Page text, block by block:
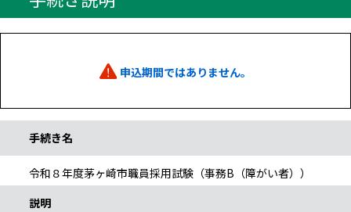
申込期間ではありません。
手続き名
令和８年度茅ヶ崎市職員採用試験（事務B（障がい者））
説明